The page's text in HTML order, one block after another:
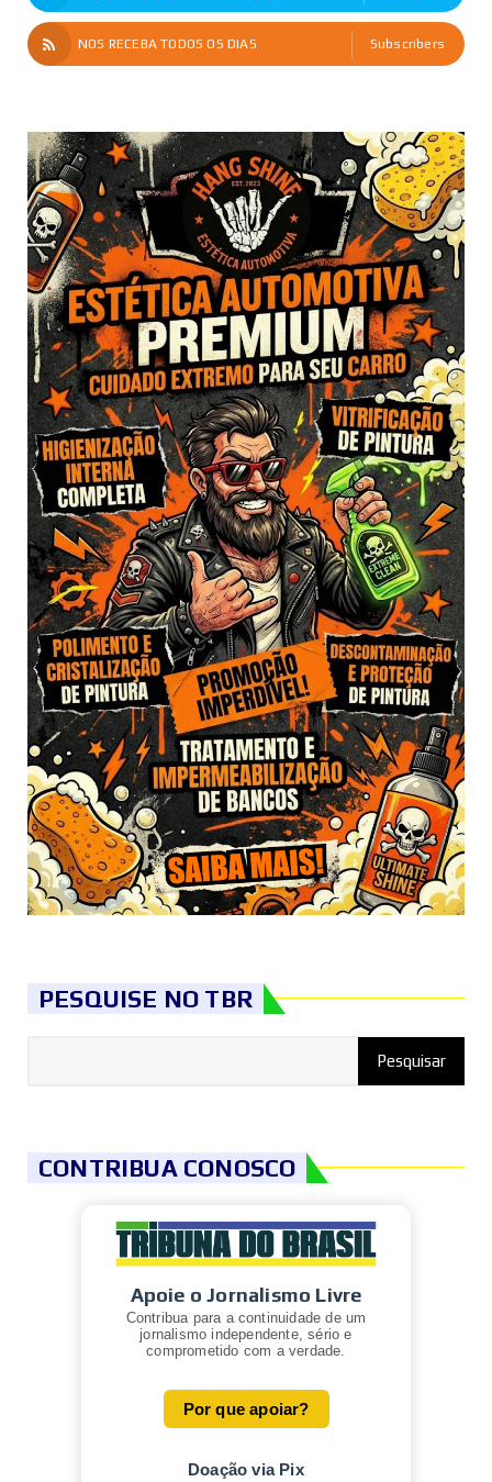
NOS RECEBA TODOS OS DIAS Subscribers
PESQUISE NO TBR
CONTRIBUA CONOSCO
Apoie o Jornalismo Livre
Contribua para a continuidade de um
jornalismo independente, sério e
comprometido com a verdade.
Por que apoiar?
Doação via Pix